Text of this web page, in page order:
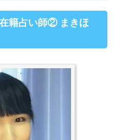
籍占い師② まきほ